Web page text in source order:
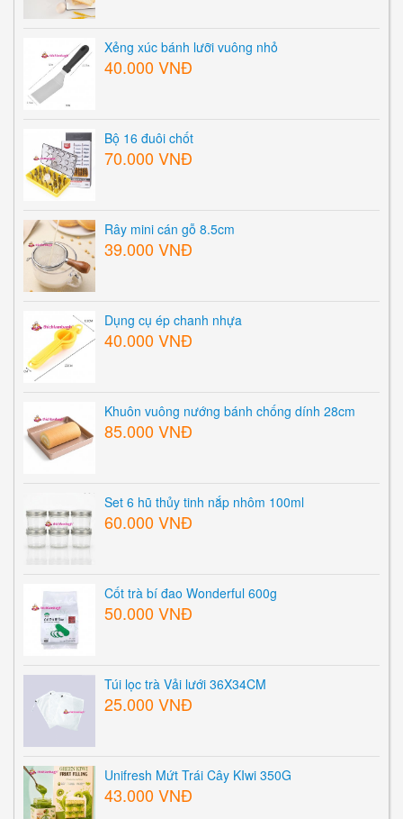
Xẻng xúc bánh lưỡi vuông nhỏ
40.000 VNĐ
Bộ 16 đuôi chốt
70.000 VNĐ
Rây mini cán gỗ 8.5cm
39.000 VNĐ
Dụng cụ ép chanh nhựa
40.000 VNĐ
Khuôn vuông nướng bánh chống dính 28cm
85.000 VNĐ
Set 6 hũ thủy tinh nắp nhôm 100ml
60.000 VNĐ
Cốt trà bí đao Wonderful 600g
50.000 VNĐ
Túi lọc trà Vải lưới 36X34CM
25.000 VNĐ
Unifresh Mứt Trái Cây KIwi 350G
43.000 VNĐ